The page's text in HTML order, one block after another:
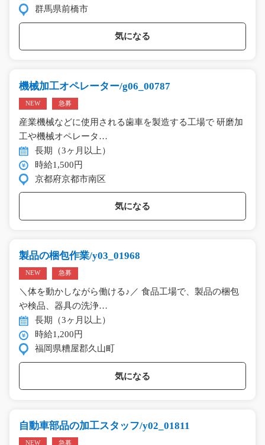
群馬県前橋市
気になる
機械加工オペレーター/g06_00787
NEW 急募
産業機械などに使用される歯車を製造する工場で 研磨加
工や機械オペレータ…
長期（3ヶ月以上）
時給1,500円
京都府京都市南区
気になる
製品の梱包作業/y03_01968
NEW 急募
＼体を動かしながら働ける♪／ 食品工場で、製品の梱包
や検品、器具の洗浄…
長期（3ヶ月以上）
時給1,200円
福岡県糟屋郡久山町
気になる
自動車部品の加工スタッフ/y02_01811
NEW 急募